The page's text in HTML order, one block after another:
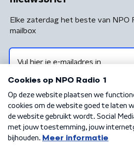
Elke zaterdag het beste van NPO
mailbox
Algemene voorwaarden